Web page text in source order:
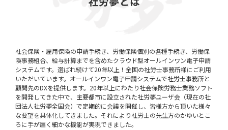
社会保険・雇用保険の申請手続き、労働保険個別の各種手続き、労働保
険事務組合、給与計算までを含めたクラウド型オールインワン電子申請
システムです。選ばれ続けて20年以上！全国の社労士事務所様にご利用
いただいています。オールインワン電子申請システムで社労士事務所と
顧問先のDXを提供します。20年以上にわたり社会保険労務士業務ソフト
を開発してきた中で、主要都市に設立された社労夢ユーザ会（現在の社
団法人社労夢全国会）で定期的に会議を開催し、皆様方から頂いた様々
な要望を具体化してきました。それにより社労士の先生方のかゆいとこ
ろに手が届く細かな機能が実現できました。